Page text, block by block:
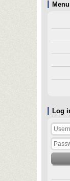
Log
Menu